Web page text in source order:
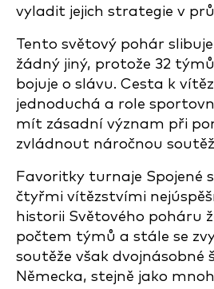
vyladit jejich strategie v
Tento světový pohár
žádný jiný, protože 32
bojuje o slávu. Cesta k
jednoduchá a role
mít zásadní význam při
zvládnout náročnou
Favoritky turnaje Spojené
čtyřmi vítězstvími
historii Světového poháru
počtem týmů a stále se
soutěže však dvojnásobné
Německa, stejně jako